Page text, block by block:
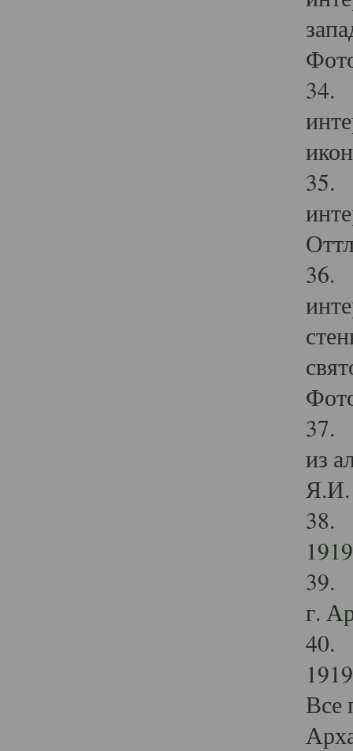
34.
35.
36.
37.
из
Я.И.
38.
39.
г.
40.
Все